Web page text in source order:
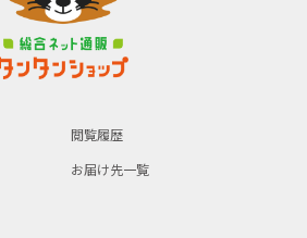
閲覧履歴
お届け先一覧